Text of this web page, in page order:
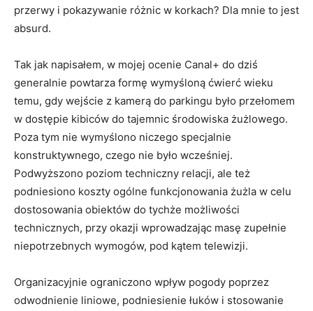
przerwy i pokazywanie różnic w korkach? Dla mnie to jest
absurd.
Tak jak napisałem, w mojej ocenie Canal+ do dziś
generalnie powtarza formę wymyśloną ćwierć wieku
temu, gdy wejście z kamerą do parkingu było przełomem
w dostępie kibiców do tajemnic środowiska żużlowego.
Poza tym nie wymyślono niczego specjalnie
konstruktywnego, czego nie było wcześniej.
Podwyższono poziom techniczny relacji, ale też
podniesiono koszty ogólne funkcjonowania żużla w celu
dostosowania obiektów do tychże możliwości
technicznych, przy okazji wprowadzając masę zupełnie
niepotrzebnych wymogów, pod kątem telewizji.
Organizacyjnie ograniczono wpływ pogody poprzez
odwodnienie liniowe, podniesienie łuków i stosowanie